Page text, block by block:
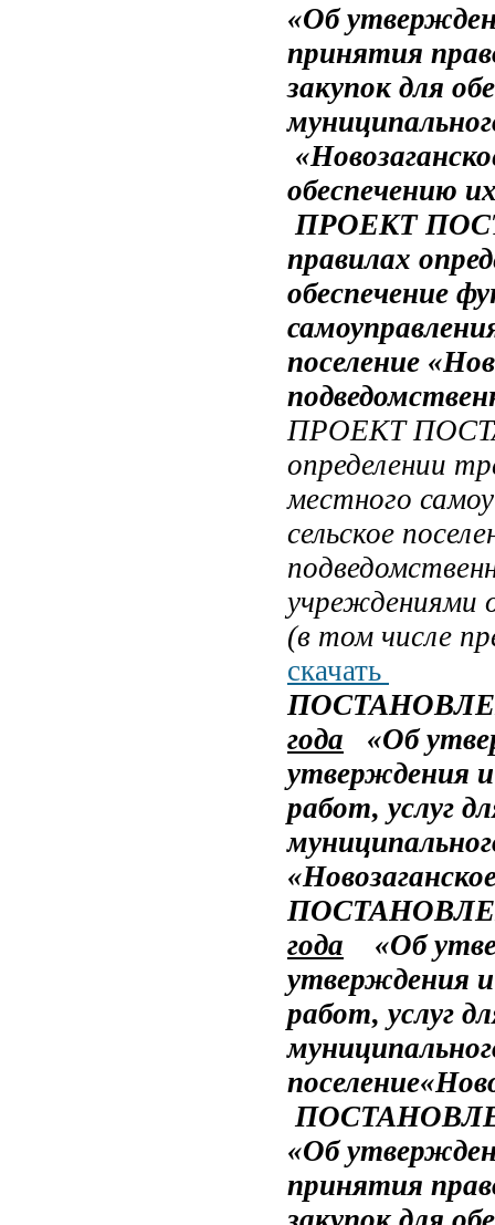
«Об
принятия
закупок для
обеспечению
ПРОЕКТ
правилах
обеспечение
поселение
ПРОЕКТ
определении
местного
сельское
учреждениями
(в том числе
скачать
года «Об
утверждения и
работ, услуг
года
«Об
утверждения и
работ, услуг
«Об
принятия